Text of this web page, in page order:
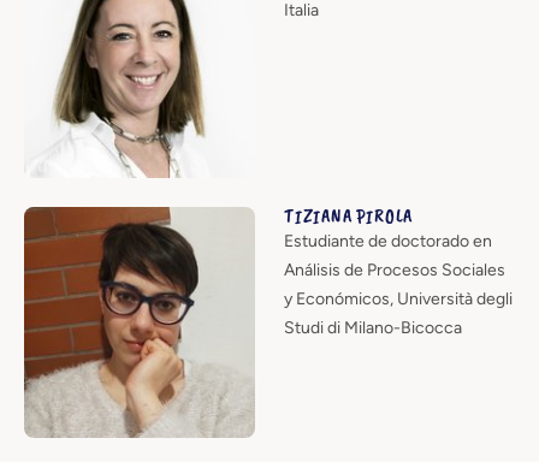
Italia
TIZIANA PIROLA
Estudiante de doctorado en
Análisis de Procesos Sociales
y Económicos, Università degli
Studi di Milano-Bicocca